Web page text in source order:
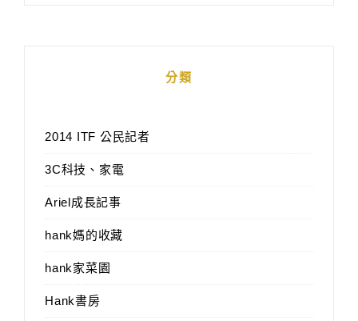
分類
2014 ITF 公民記者
3C科技、家電
Ariel成長記事
hank媽的收藏
hank家菜園
Hank書房